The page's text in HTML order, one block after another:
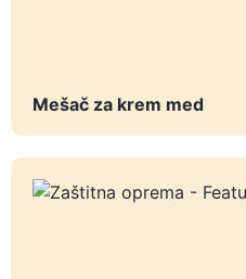
Mešač za krem med